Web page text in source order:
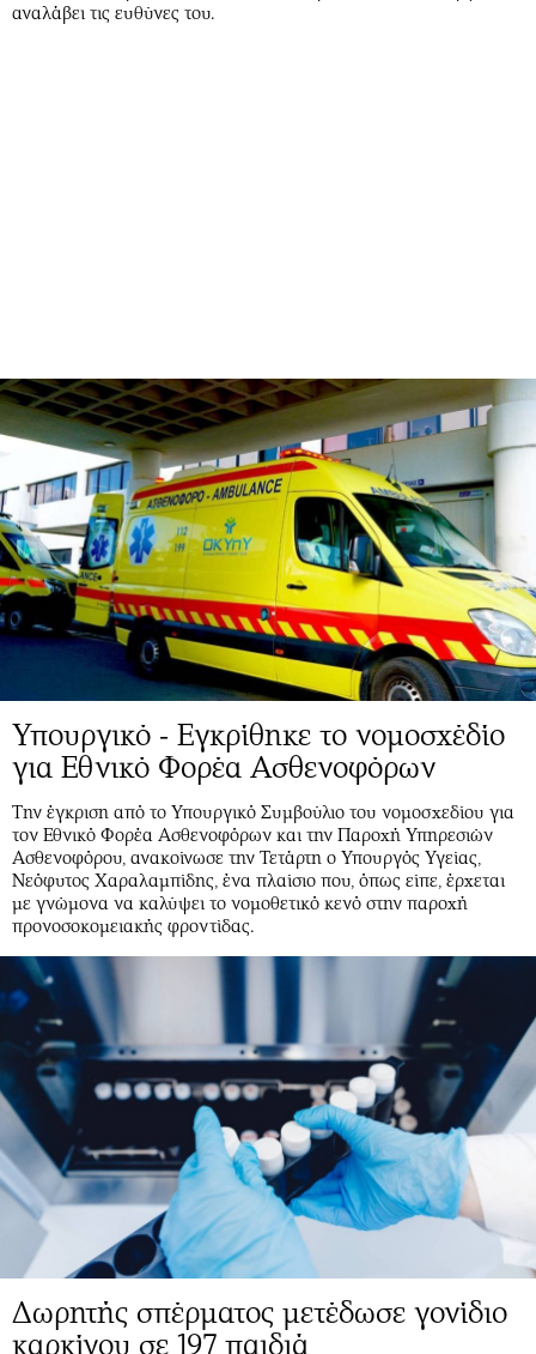
αναλάβει τις ευθύνες του.
Υπουργικό - Εγκρίθηκε το νομοσχέδίο
για Εθνικό Φορέα Ασθενοφόρων
Την έγκριση από το Υπουργικό Συμβούλιο του νομοσχεδίου για
τον Εθνικό Φορέα Ασθενοφόρων και την Παροχή Υπηρεσιών
Ασθενοφόρου, ανακοίνωσε την Τετάρτη ο Υπουργός Υγείας,
Νεόφυτος Χαραλαμπίδης, ένα πλαίσιο που, όπως είπε, έρχεται
με γνώμονα να καλύψει το νομοθετικό κενό στην παροχή
προνοσοκομειακής φροντίδας.
Δωρητής σπέρματος μετέδωσε γονίδιο
καρκίνου σε 197 παιδιά